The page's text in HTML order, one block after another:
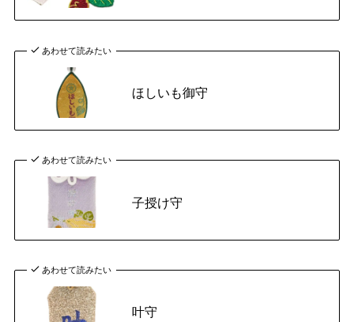
あわせて読みたい
ほしいも御守
あわせて読みたい
子授け守
あわせて読みたい
叶守